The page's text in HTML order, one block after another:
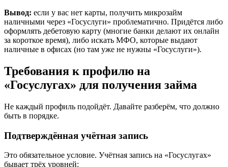
Вывод: если у вас нет карты, получить микрозайм
наличными через «Госуслуги» проблематично. Придётся либо
оформлять дебетовую карту (многие банки делают их онлайн
за короткое время), либо искать МФО, которые выдают
наличные в офисах (но там уже не нужны «Госуслуги»).
Требования к профилю на
«Госуслугах» для получения займа
Не каждый профиль подойдёт. Давайте разберём, что должно
быть в порядке.
Подтверждённая учётная запись
Это обязательное условие. Учётная запись на «Госуслугах»
бывает трёх уровней: